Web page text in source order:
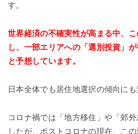
す。
世界経済の不確実性が高まる中、
し、一部エリアへの「選別投資」
と予想しています。
日本全体でも居住地選択の傾向にも
コロナ禍では「地方移住」や「郊
したが、ポストコロナの現在、こ